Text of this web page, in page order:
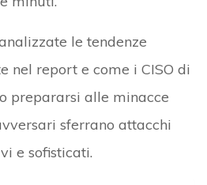
le tendenze
nel report e come i CISO di
prepararsi alle minacce
sferrano attacchi
e sofisticati.